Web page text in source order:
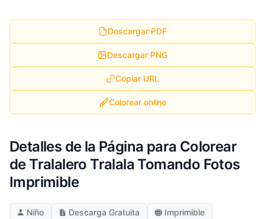
Descargar PDF
Descargar PNG
Copiar URL
Colorear online
Detalles de la Página para Colorear
de Tralalero Tralala Tomando Fotos
Imprimible
Niño Descarga Gratuita Imprimible